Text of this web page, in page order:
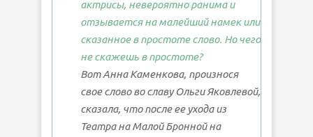
актрисы, невероятно ранима и
отзывается на малейший намек или
сказанное в простоте слово. Но чего
не скажешь в простоте?
Вот Анна Каменкова, произнося
свое слово во славу Ольги Яковлевой,
сказала, что после ее ухода из
Театра на Малой Бронной на